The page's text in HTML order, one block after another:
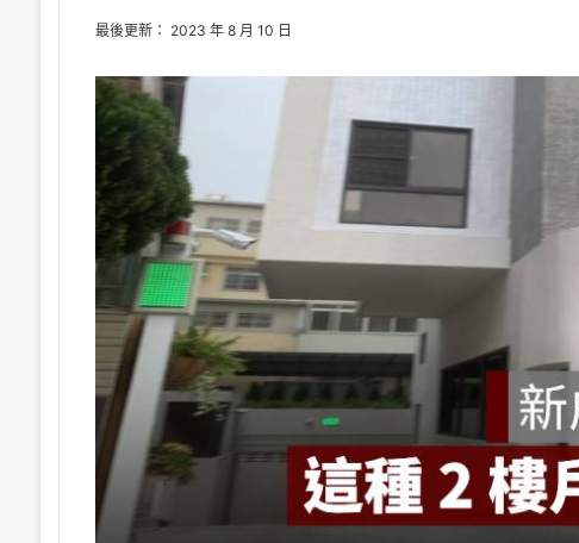
最後更新： 2023 年 8 月 10 日